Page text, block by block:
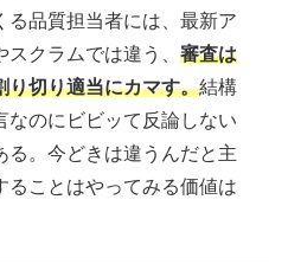
る品質担当者には、最新ア
スクラムでは違う、 審査は
り切り適当にカマす。結構
なのにビビッて反論しない
る。今どきは違うんだと主
ることはやってみる価値は